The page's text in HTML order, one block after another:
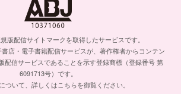
版配信サイトマークを取得したサービスです。
店・電子書籍配信サービスが、著作権者からコンテン
配信サービスであることを示す登録商標（登録番号 第
6091713号）です。
ついて、詳しくはこちらを御覧ください。